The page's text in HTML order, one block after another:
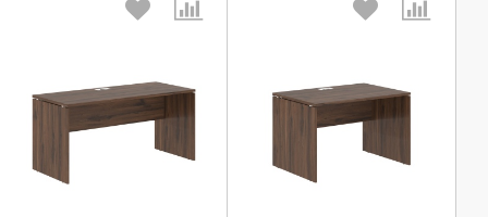
Выберите количество: